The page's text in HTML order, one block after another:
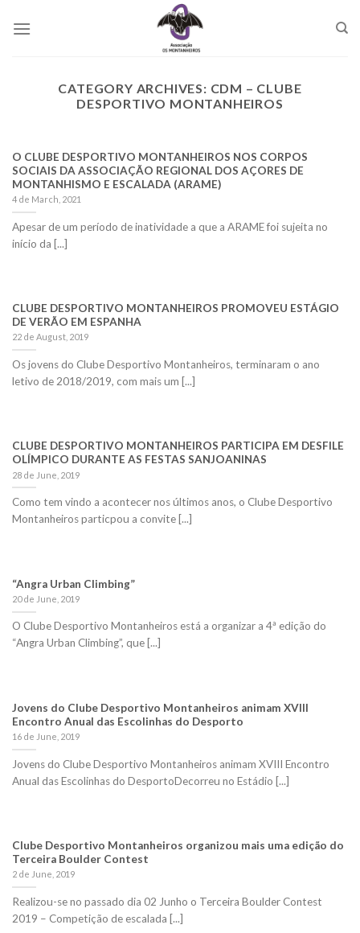
CATEGORY ARCHIVES: CDM – CLUBE
DESPORTIVO MONTANHEIROS
O CLUBE DESPORTIVO MONTANHEIROS NOS CORPOS
SOCIAIS DA ASSOCIAÇÃO REGIONAL DOS AÇORES DE
MONTANHISMO E ESCALADA (ARAME)
4 de March, 2021
Apesar de um período de inatividade a que a ARAME foi sujeita no
início da [...]
CLUBE DESPORTIVO MONTANHEIROS PROMOVEU ESTÁGIO
DE VERÃO EM ESPANHA
22 de August, 2019
Os jovens do Clube Desportivo Montanheiros, terminaram o ano
letivo de 2018/2019, com mais um [...]
CLUBE DESPORTIVO MONTANHEIROS PARTICIPA EM DESFILE
OLÍMPICO DURANTE AS FESTAS SANJOANINAS
28 de June, 2019
Como tem vindo a acontecer nos últimos anos, o Clube Desportivo
Montanheiros particpou a convite [...]
“Angra Urban Climbing”
20 de June, 2019
O Clube Desportivo Montanheiros está a organizar a 4ª edição do
“Angra Urban Climbing”, que [...]
Jovens do Clube Desportivo Montanheiros animam XVIII
Encontro Anual das Escolinhas do Desporto
16 de June, 2019
Jovens do Clube Desportivo Montanheiros animam XVIII Encontro
Anual das Escolinhas do DesportoDecorreu no Estádio [...]
Clube Desportivo Montanheiros organizou mais uma edição do
Terceira Boulder Contest
2 de June, 2019
Realizou-se no passado dia 02 Junho o Terceira Boulder Contest
2019 – Competição de escalada [...]